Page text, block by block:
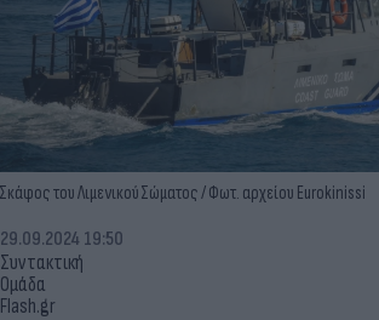
Σκάφος του Λιμενικού Σώματος / Φωτ. αρχείου Eurokinissi
Συντακτική
Ομάδα
Flash.gr
29.09.2024 19:50